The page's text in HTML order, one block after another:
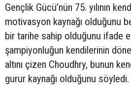
Gençlik Gücü’nün 75. yılının
motivasyon kaynağı olduğunu
bir tarihe sahip olduğunu ifade
şampiyonluğun kendilerinin
altını çizen Choudhry, bunun
gurur kaynağı olduğunu söyledi.